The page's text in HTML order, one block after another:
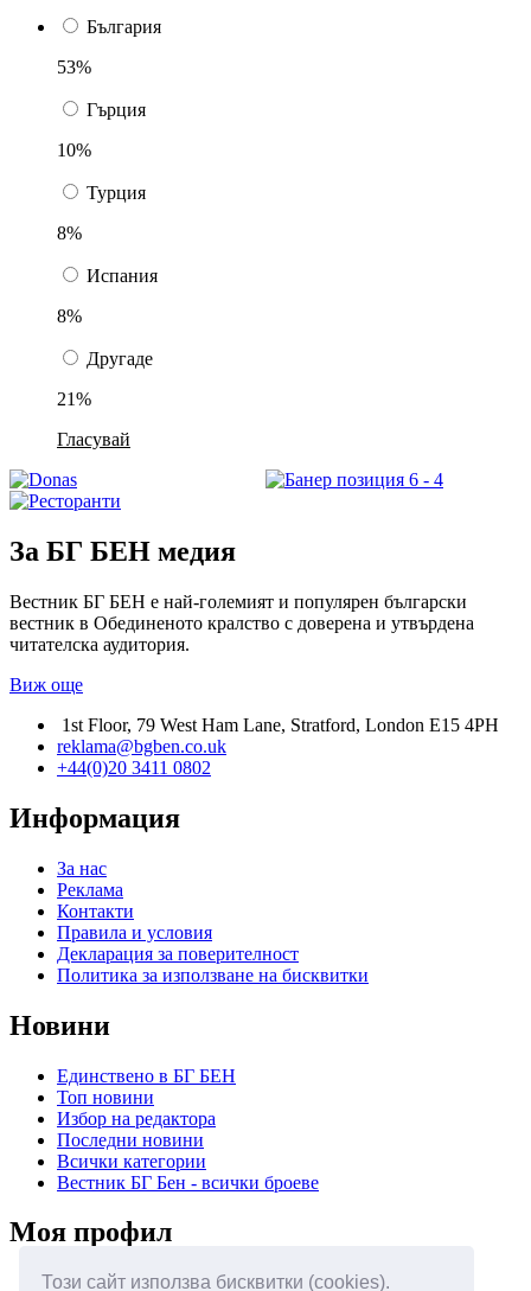
Този сайт използва бисквитки (cookies).
България
53%
Гърция
10%
Турция
8%
Испания
8%
Другаде
21%
Гласувай
За БГ БЕН медия
Вестник БГ БЕН е най-големият и популярен български
вестник в Обединеното кралство с доверена и утвърдена
читателска аудитория.
Виж още
1st Floor, 79 West Ham Lane, Stratford, London E15 4PH
reklama@bgben.co.uk
+44(0)20 3411 0802
Информация
За нас
Реклама
Контакти
Правила и условия
Декларация за поверителност
Политика за използване на бисквитки
Новини
Единствено в БГ БЕН
Топ новини
Избор на редактора
Последни новини
Всички категории
Вестник БГ Бен - всички броеве
Моя профил
Вход